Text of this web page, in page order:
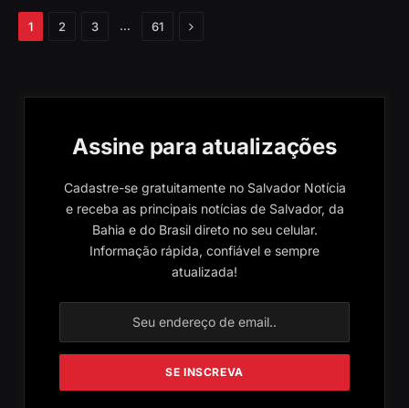
1 2 3 … 61 Próximo
Assine para atualizações
Cadastre-se gratuitamente no Salvador Notícia
e receba as principais notícias de Salvador, da
Bahia e do Brasil direto no seu celular.
Informação rápida, confiável e sempre
atualizada!